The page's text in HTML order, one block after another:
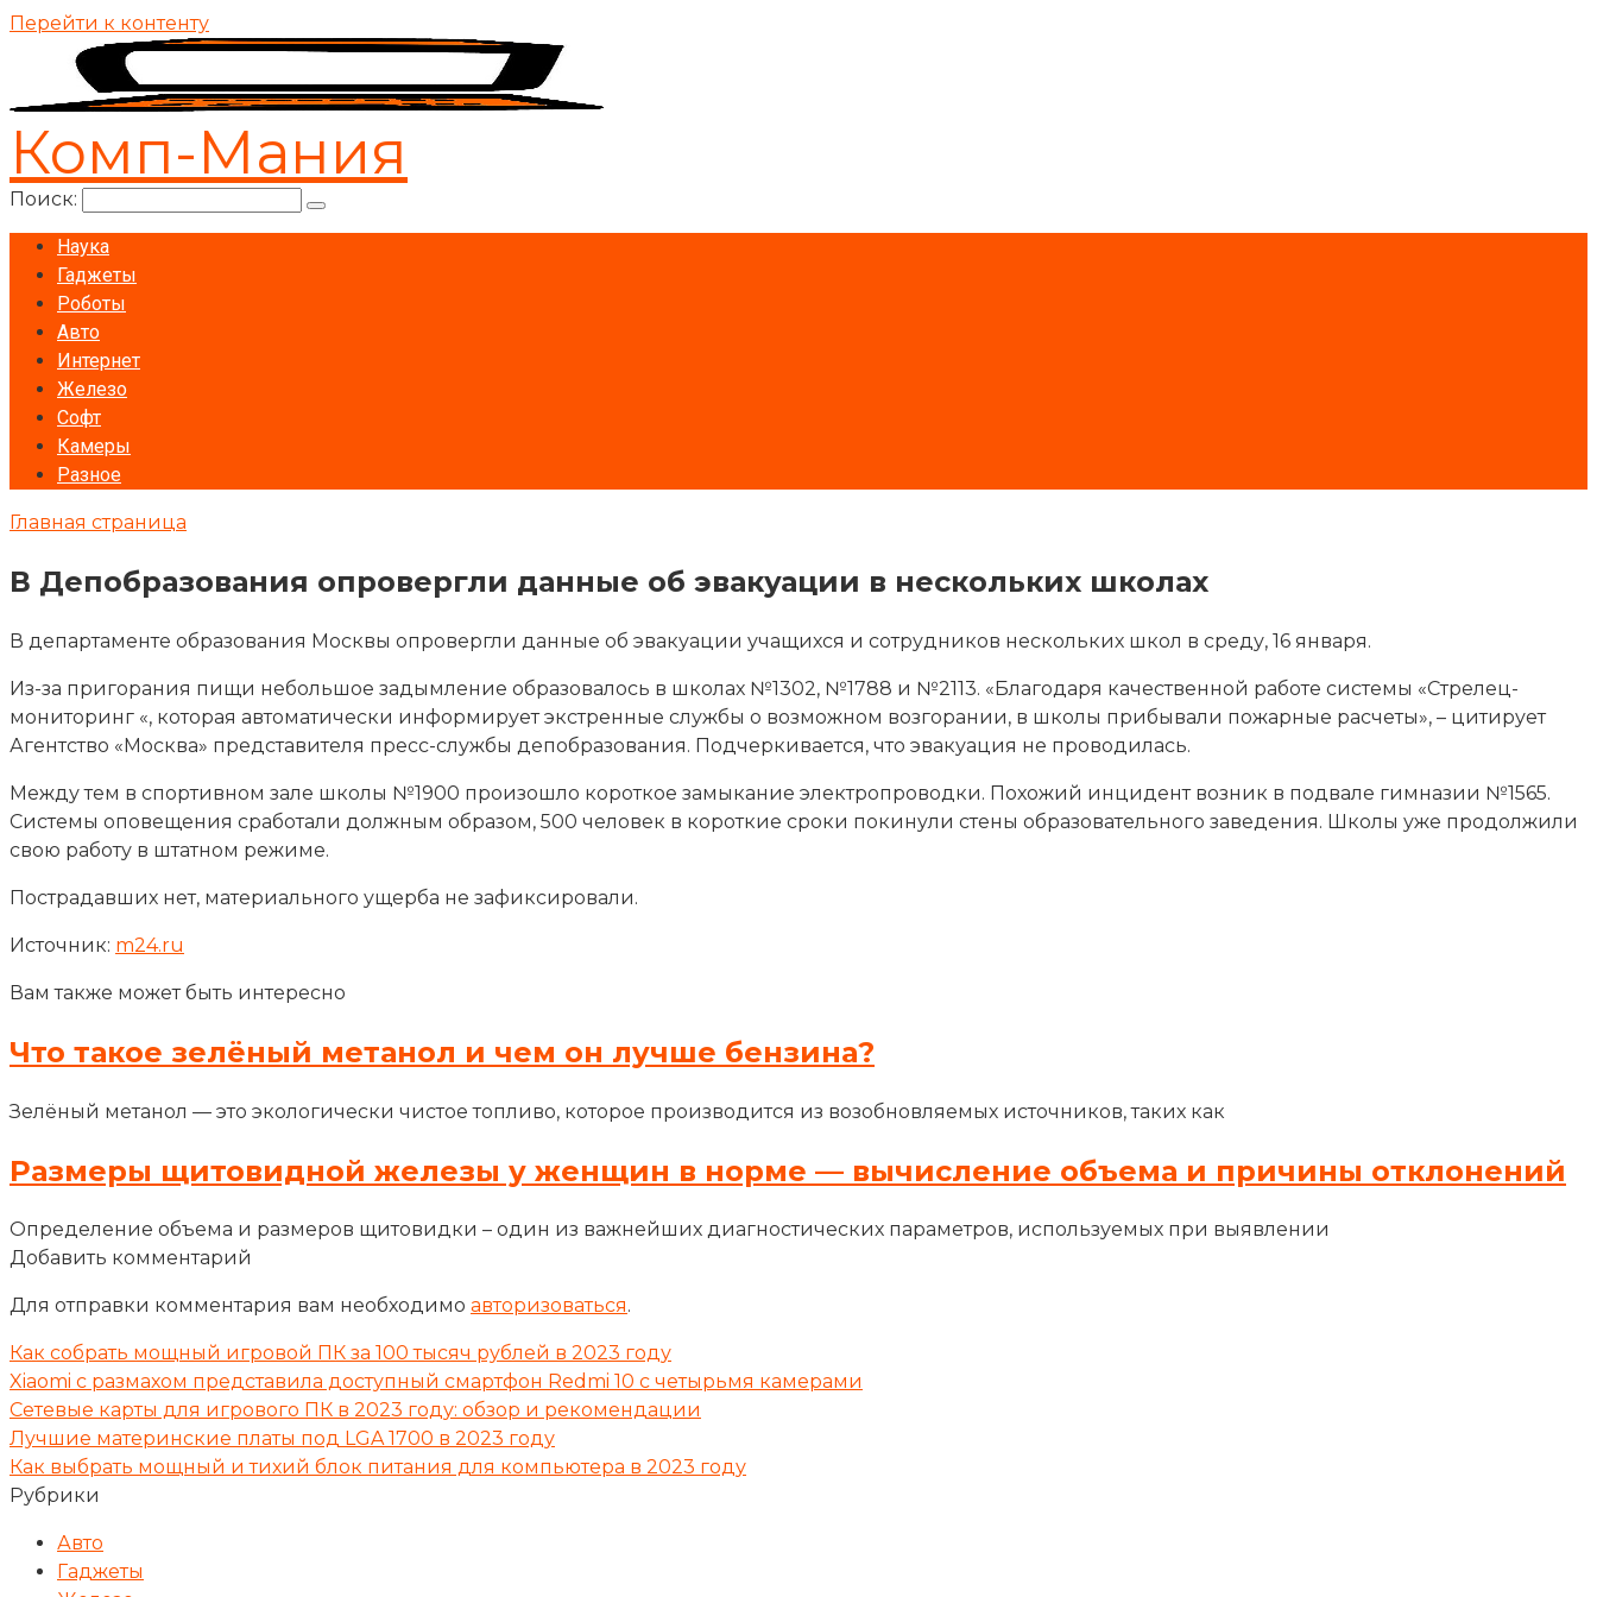
Перейти к контенту
Комп-Мания
Поиск:
Наука
Гаджеты
Роботы
Авто
Интернет
Железо
Софт
Камеры
Разное
Главная страница
В Депобразования опровергли данные об эвакуации в нескольких школах
В департаменте образования Москвы опровергли данные об эвакуации учащихся и сотрудников нескольких школ в среду, 16 января.
Из-за пригорания пищи небольшое задымление образовалось в школах №1302, №1788 и №2113. «Благодаря качественной работе системы «Стрелец-
мониторинг «, которая автоматически информирует экстренные службы о возможном возгорании, в школы прибывали пожарные расчеты», – цитирует
Агентство «Москва» представителя пресс-службы депобразования. Подчеркивается, что эвакуация не проводилась.
Между тем в спортивном зале школы №1900 произошло короткое замыкание электропроводки. Похожий инцидент возник в подвале гимназии №1565.
Системы оповещения сработали должным образом, 500 человек в короткие сроки покинули стены образовательного заведения. Школы уже продолжили
свою работу в штатном режиме.
Пострадавших нет, материального ущерба не зафиксировали.
Источник: m24.ru
Вам также может быть интересно
Что такое зелёный метанол и чем он лучше бензина?
Зелёный метанол — это экологически чистое топливо, которое производится из возобновляемых источников, таких как
Размеры щитовидной железы у женщин в норме — вычисление объема и причины отклонений
Определение объема и размеров щитовидки – один из важнейших диагностических параметров, используемых при выявлении
Добавить комментарий
Для отправки комментария вам необходимо авторизоваться.
Как собрать мощный игровой ПК за 100 тысяч рублей в 2023 году
Xiaomi с размахом представила доступный смартфон Redmi 10 с четырьмя камерами
Сетевые карты для игрового ПК в 2023 году: обзор и рекомендации
Лучшие материнские платы под LGA 1700 в 2023 году
Как выбрать мощный и тихий блок питания для компьютера в 2023 году
Рубрики
Авто
Гаджеты